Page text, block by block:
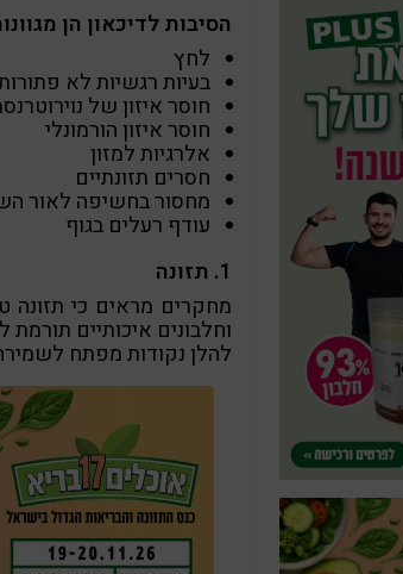
הסיבות לדיכאון הן
לחץ
בעיות רגשיות לא
חוסר איזון של
חוסר איזון הורמונלי
אלרגיות למזון
חסרים תזונתיים
מחסור בחשיפה לאור
עודף רעלים בגוף
1. תזונה
מחקרים מראים כי תזונה
וחלבונים איכותיים
להלן נקודות מפתח